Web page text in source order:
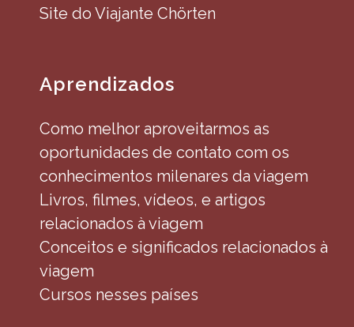
Site do Viajante Chörten
Aprendizados
Como melhor aproveitarmos as
oportunidades de contato com os
conhecimentos milenares da viagem
Livros, filmes, vídeos, e artigos
relacionados à viagem
Conceitos e significados relacionados à
viagem
Cursos nesses países